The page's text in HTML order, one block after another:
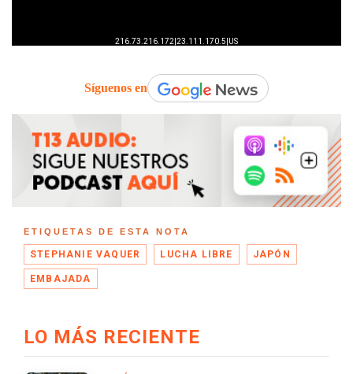
Síguenos en
ETIQUETAS DE ESTA NOTA
STEPHANIE VAQUER LUCHA LIBRE JAPÓN
EMBAJADA
LO MÁS RECIENTE